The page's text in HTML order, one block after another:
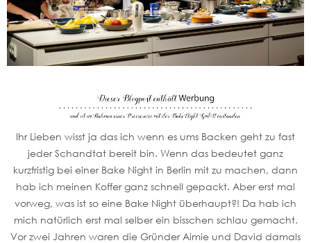
Ihr Lieben wisst ja das ich wenn es ums Backen geht zu fast
jeder Schandtat bereit bin. Wenn das bedeutet ganz
kurzfristig bei einer Bake Night in Berlin mit zu machen, dann
hab ich meinen Koffer ganz schnell gepackt. Aber erst mal
vorweg, was ist so eine Bake Night überhaupt?! Da hab ich
mich natürlich erst mal selber ein bisschen schlau gemacht.
Vor zwei Jahren waren die Gründer Aimie und David damals